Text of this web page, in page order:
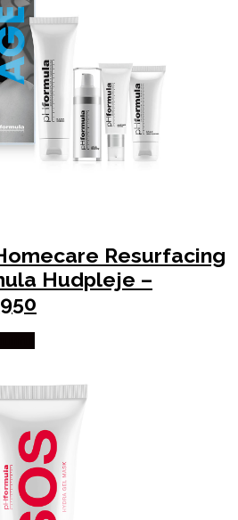
Resurfacing
Hudpleje –